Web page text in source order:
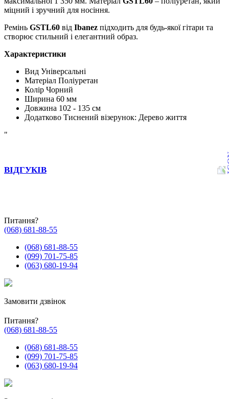
міцний і зручний для носіння.
Ремінь GSTL60 від Ibanez підходить для будь-якої гітари та
створює стильний і елегантний образ.
Характеристики
Вид Універсальні
Матеріал Поліуретан
Колір Чорний
Ширина 60 мм
Довжина 102 - 135 см
Додатково Тиснений візерунок: Дерево життя
"
ВІДГУКІВ
Питання?
(068) 681-88-55
(068) 681-88-55
(099) 701-75-85
(063) 680-19-94
Замовити дзвінок
Питання?
(068) 681-88-55
(068) 681-88-55
(099) 701-75-85
(063) 680-19-94